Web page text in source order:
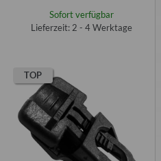
Sofort verfügbar
Lieferzeit: 2 - 4 Werktage
TOP